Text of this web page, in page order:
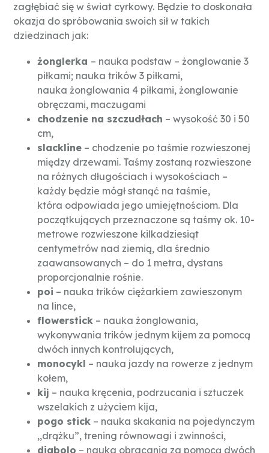
zagłębiać się w świat cyrkowy. Będzie to doskonała
okazja do spróbowania swoich sił w takich
dziedzinach jak:
żonglerka – nauka podstaw – żonglowanie 3
piłkami; nauka trików 3 piłkami,
nauka żonglowania 4 piłkami, żonglowanie
obręczami, maczugami
chodzenie na szczudłach – wysokość 30 i 50
cm,
slackline – chodzenie po taśmie rozwieszonej
między drzewami. Taśmy zostaną rozwieszone
na różnych długościach i wysokościach –
każdy będzie mógł stanąć na taśmie,
która odpowiada jego umiejętnościom. Dla
początkujących przeznaczone są taśmy ok. 10-
metrowe rozwieszone kilkadziesiąt
centymetrów nad ziemią, dla średnio
zaawansowanych – do 1 metra, dystans
proporcjonalnie rośnie.
poi – nauka trików ciężarkiem zawieszonym
na lince,
flowerstick – nauka żonglowania,
wykonywania trików jednym kijem za pomocą
dwóch innych kontrolujących,
monocykl – nauka jazdy na rowerze z jednym
kołem,
kij – nauka kręcenia, podrzucania i sztuczek
wszelakich z użyciem kija,
pogo stick – nauka skakania na pojedynczym
,,drążku”, trening równowagi i zwinności,
diabolo – nauka obracania za pomocą dwóch